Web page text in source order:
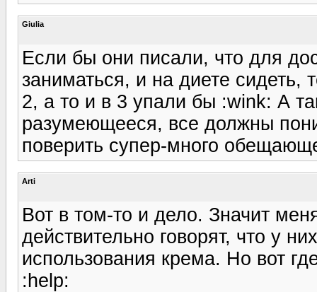
Giulia
Если бы они писали, что для
заниматься, и на диете сидеть,
2, а то и в 3 упали бы :wink: А
разумеющееся, все должны
поверить супер-много
Arti
Вот в том-то и дело. Значит
действительно говорят, что у
использования крема. Но вот
:help: